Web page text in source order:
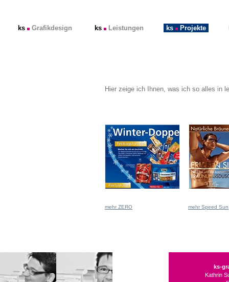
ks Grafikdesign ks Leistungen ks Projekte
Hier zeige ich Ihnen, was ich so alles in
mehr ZERO mehr Speed Sun
ks-
Kathrin